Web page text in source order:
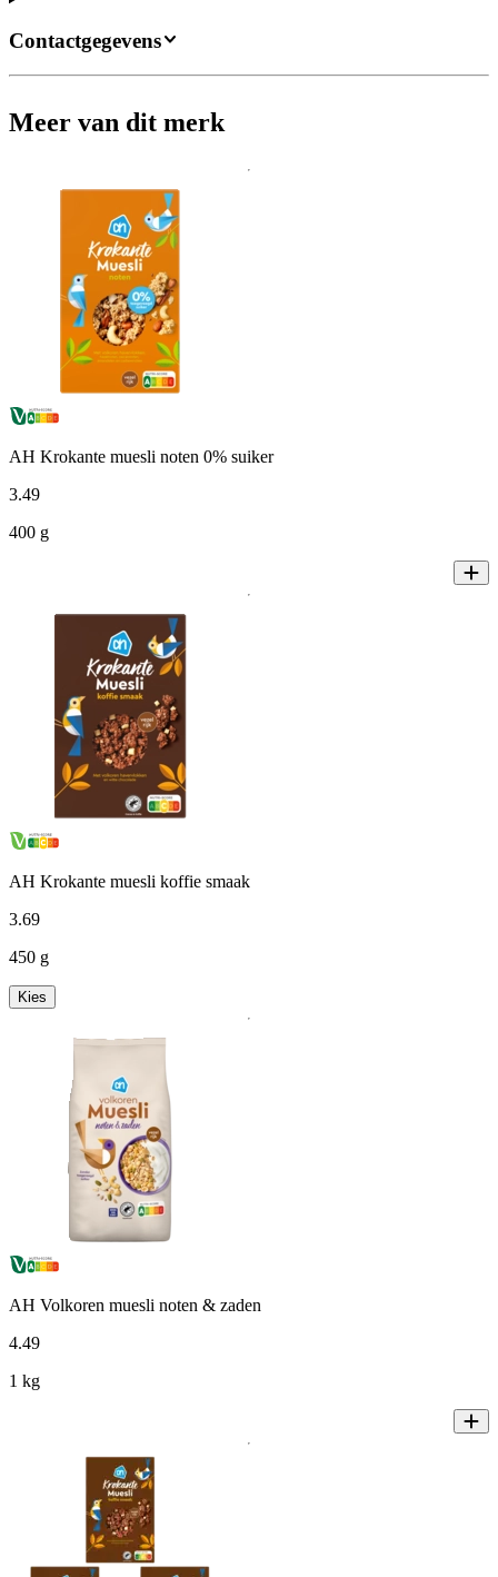
Contactgegevens
Meer van dit merk
AH Krokante muesli noten 0% suiker
3.49
400 g
AH Krokante muesli koffie smaak
3.69
450 g
Kies
AH Volkoren muesli noten & zaden
4.49
1 kg